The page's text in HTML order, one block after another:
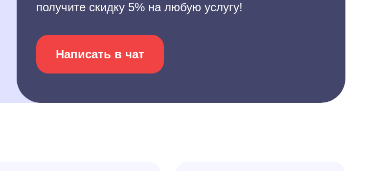
получите скидку 5% на любую услугу!
Написать в чат